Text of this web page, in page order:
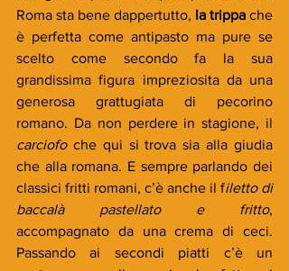
Roma sta bene dappertutto, la trippa che
è perfetta come antipasto ma pure se
scelto come secondo fa la sua
grandissima figura impreziosita da una
generosa grattugiata di pecorino
romano. Da non perdere in stagione, il
carciofo che qui si trova sia alla giudia
che alla romana. E sempre parlando dei
classici fritti romani, c’è anche il filetto di
baccalà pastellato e fritto,
accompagnato da una crema di ceci.
Passando ai secondi piatti c’è un